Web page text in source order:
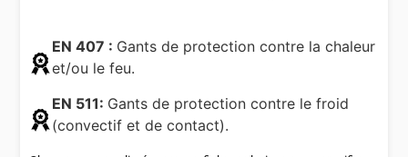
EN 407 : Gants de protection contre la chaleur
et/ou le feu.
EN 511: Gants de protection contre le froid
(convectif et de contact).